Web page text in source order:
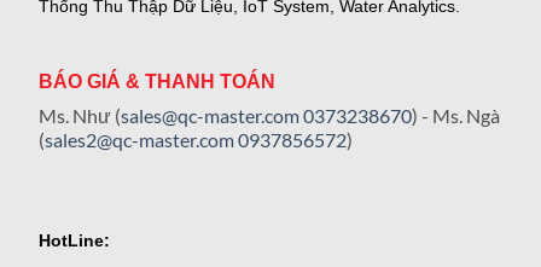
Thống Thu Thập Dữ Liệu, IoT System, Water Analytics.
BÁO GIÁ & THANH TOÁN
Ms. Như (sales@qc-master.com0373238670) - Ms. Ngà
(sales2@qc-master.com0937856572)
HotLine: